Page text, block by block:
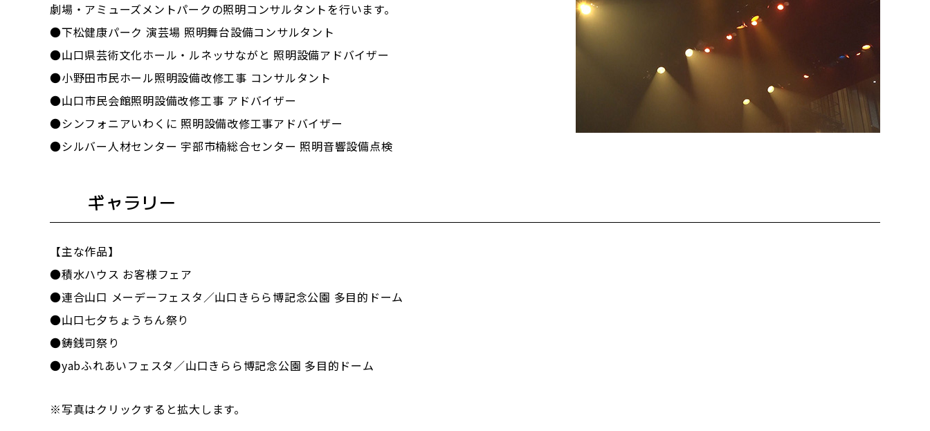
劇場・アミューズメントパークの照明コンサルタントを行います。
●下松健康パーク 演芸場 照明舞台設備コンサルタント
●山口県芸術文化ホール・ルネッサながと 照明設備アドバイザー
●小野田市民ホール照明設備改修工事 コンサルタント
●山口市民会館照明設備改修工事 アドバイザー
●シンフォニアいわくに 照明設備改修工事アドバイザー
●シルバー人材センター 宇部市楠総合センター 照明音響設備点検
ギャラリー
【主な作品】
●積水ハウス お客様フェア
●連合山口 メーデーフェスタ／山口きらら博記念公園 多目的ドーム
●山口七夕ちょうちん祭り
●鋳銭司祭り
●yabふれあいフェスタ／山口きらら博記念公園 多目的ドーム
※写真はクリックすると拡大します。